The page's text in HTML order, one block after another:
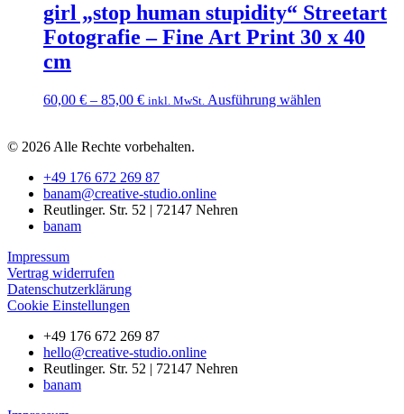
girl „stop human stupidity“ Streetart
Fotografie – Fine Art Print 30 x 40
cm
60,00 € – 85,00 € inkl. MwSt. Ausführung wählen
© 2026 Alle Rechte vorbehalten.
+49 176 672 269 87
banam@creative-studio.online
Reutlinger. Str. 52 | 72147 Nehren
banam
Impressum
Vertrag widerrufen
Datenschutzerklärung
Cookie Einstellungen
+49 176 672 269 87
hello@creative-studio.online
Reutlinger. Str. 52 | 72147 Nehren
banam